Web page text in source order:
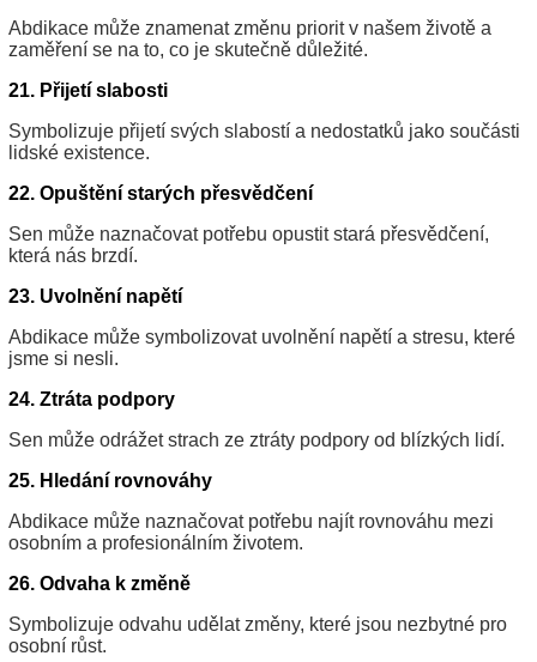
Abdikace může znamenat změnu priorit v našem životě a
zaměření se na to, co je skutečně důležité.
21. Přijetí slabosti
Symbolizuje přijetí svých slabostí a nedostatků jako součásti
lidské existence.
22. Opuštění starých přesvědčení
Sen může naznačovat potřebu opustit stará přesvědčení,
která nás brzdí.
23. Uvolnění napětí
Abdikace může symbolizovat uvolnění napětí a stresu, které
jsme si nesli.
24. Ztráta podpory
Sen může odrážet strach ze ztráty podpory od blízkých lidí.
25. Hledání rovnováhy
Abdikace může naznačovat potřebu najít rovnováhu mezi
osobním a profesionálním životem.
26. Odvaha k změně
Symbolizuje odvahu udělat změny, které jsou nezbytné pro
osobní růst.